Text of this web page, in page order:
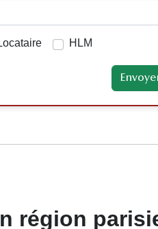
HLM
région